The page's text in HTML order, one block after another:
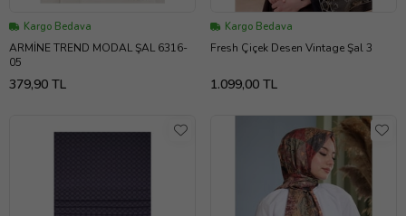
Kargo Bedava
ARMİNE TREND MODAL ŞAL 6316-
05
379,90 TL
Kargo Bedava
Fresh Çiçek Desen Vintage Şal 3
1.099,00 TL